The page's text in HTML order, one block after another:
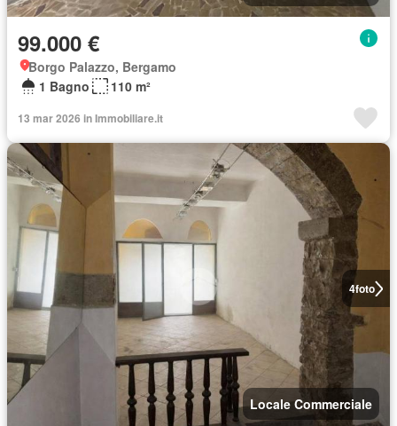
99.000 €
Borgo Palazzo, Bergamo
1 Bagno
110 m²
13 mar 2026 in Immobiliare.it
4foto
Locale Commerciale